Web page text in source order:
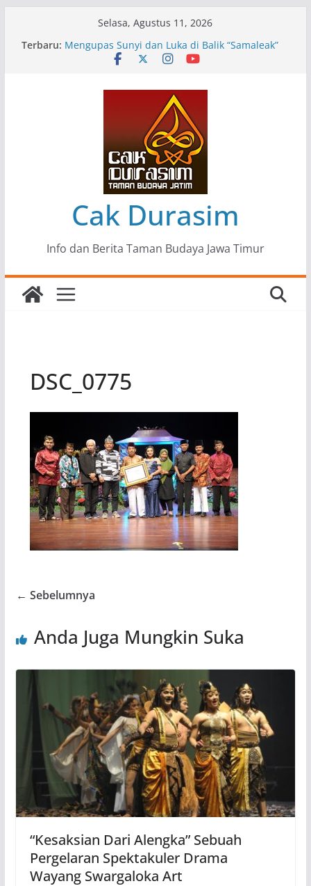
Selasa, Agustus 11, 2026
Terbaru: Pameran Lukisan Komunitas Patria Seni Rupa
Kota Blitar : Ketika “Bergerak” Menjadi Mantra
Mengupas Sunyi dan Luka di Balik “Samaleak”
Menjaga Marwah Seni dan Budaya: Catatan
Kunjungan Kerja Ir. Bambang Haryo Soekartono
(BHS) Anggota DPR RI ke Taman Budaya Jawa
Pameran Tunggal 35 Karya Agus Koecink
“Tumbang Tambang”, Ungkapan Kritis Tentang
Derita Pekerja Pertambangan
Cak Durasim
Info dan Berita Taman Budaya Jawa Timur
DSC_0775
← Sebelumnya
Anda Juga Mungkin Suka
“Kesaksian Dari Alengka” Sebuah
Pergelaran Spektakuler Drama
Wayang Swargaloka Art